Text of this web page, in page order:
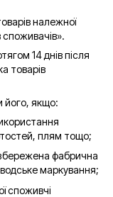
належної
споживачів».
14 днів після
товарів
його, якщо:
плям тощо;
фабрична
маркування;
споживчі